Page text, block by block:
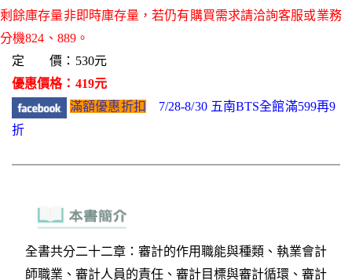
剩餘庫存量非即時庫存量，若仍有購買需求請洽詢客服或業務
分機824、889。
定 價：530元
優惠價格：419元
滿額優惠折扣
7/28-8/30 五南BTS全館滿599再9
折